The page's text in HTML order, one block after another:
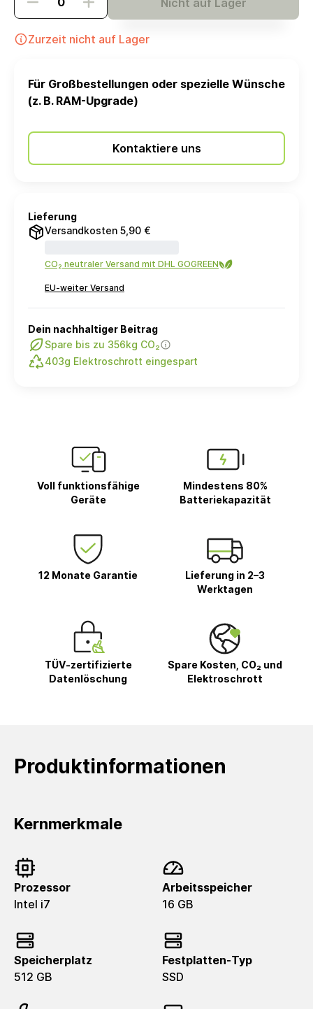
Nicht auf Lager
Zurzeit nicht auf Lager
Für Großbestellungen oder spezielle Wünsche
(z. B. RAM-Upgrade)
Kontaktiere uns
Lieferung
Versandkosten 5,90 €
CO₂ neutraler Versand mit DHL GOGREEN
EU-weiter Versand
Dein nachhaltiger Beitrag
Spare bis zu 356kg CO₂
403g Elektroschrott eingespart
Voll funktionsfähige
Geräte
Mindestens 80%
Batteriekapazität
12 Monate Garantie
Lieferung in 2–3
Werktagen
TÜV-zertifizierte
Datenlöschung
Spare Kosten, CO₂ und
Elektroschrott
Produktinformationen
Kernmerkmale
Prozessor
Intel i7
Arbeitsspeicher
16 GB
Speicherplatz
512 GB
Festplatten-Typ
SSD